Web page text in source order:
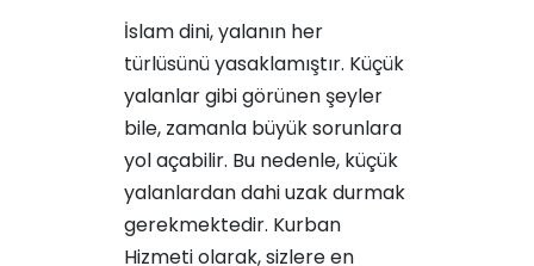
İslam dini, yalanın her
türlüsünü yasaklamıştır. Küçük
yalanlar gibi görünen şeyler
bile, zamanla büyük sorunlara
yol açabilir. Bu nedenle, küçük
yalanlardan dahi uzak durmak
gerekmektedir. Kurban
Hizmeti olarak, sizlere en